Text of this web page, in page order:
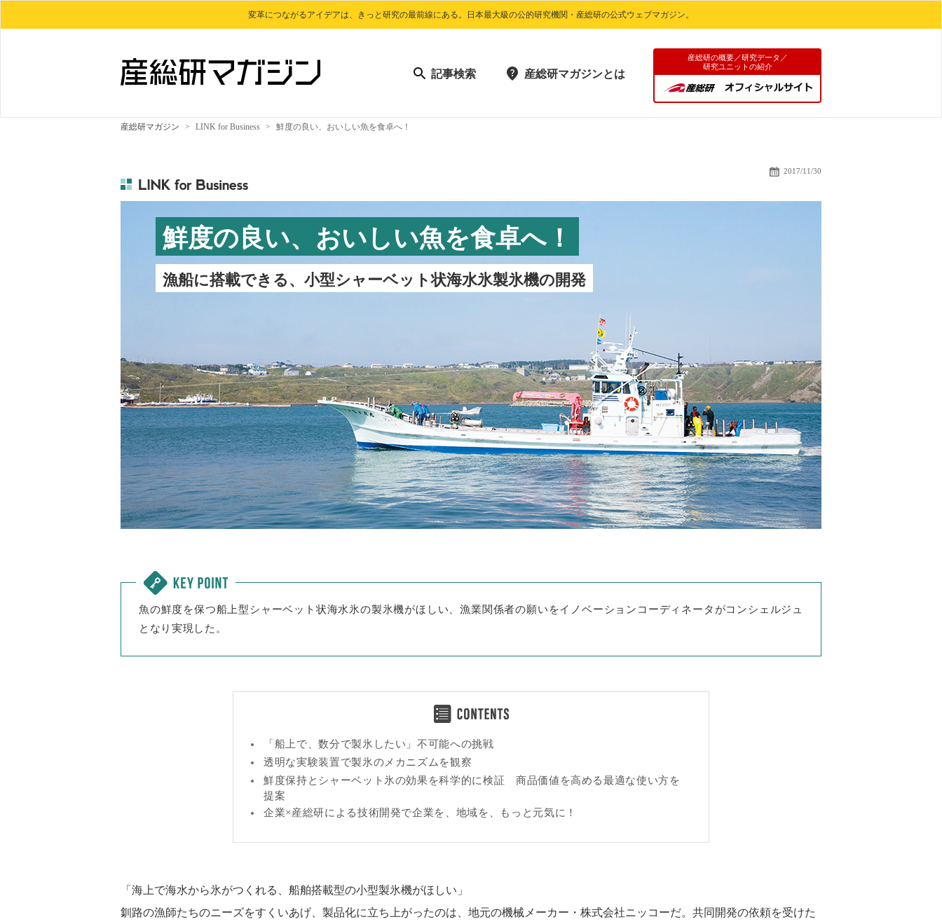
変革につながるアイデアは、きっと研究の最前線にある。日本最大級の公的研究機関・産総研の公式ウェブマガジン。
記事検索 産総研マガジンとは
産総研の概要／研究データ／
研究ユニットの紹介
産総研マガジン > LINK for Business > 鮮度の良い、おいしい魚を食卓へ！
2017/11/30
鮮度の良い、おいしい魚を食卓へ！
漁船に搭載できる、小型シャーベット状海水氷製氷機の開発
魚の鮮度を保つ船上型シャーベット状海水氷の製氷機がほしい、漁業関係者の願いをイノベーションコーディネータがコンシェルジュ
となり実現した。
「船上で、数分で製氷したい」不可能への挑戦
透明な実験装置で製氷のメカニズムを観察
鮮度保持とシャーベット氷の効果を科学的に検証 商品価値を高める最適な使い方を
提案
企業×産総研による技術開発で企業を、地域を、もっと元気に！
「海上で海水から氷がつくれる、船舶搭載型の小型製氷機がほしい」
釧路の漁師たちのニーズをすくいあげ、製品化に立ち上がったのは、地元の機械メーカー・株式会社ニッコーだ。共同開発の依頼を受けた